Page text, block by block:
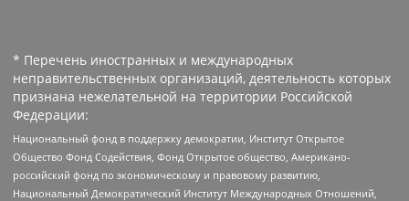
* Перечень иностранных и международных
неправительственных организаций, деятельность которых
признана нежелательной на территории Российской
Федерации:
Национальный фонд в поддержку демократии, Институт Открытое
Общество Фонд Содействия, Фонд Открытое общество, Американо-
российский фонд по экономическому и правовому развитию,
Национальный Демократический Институт Международных Отношений,